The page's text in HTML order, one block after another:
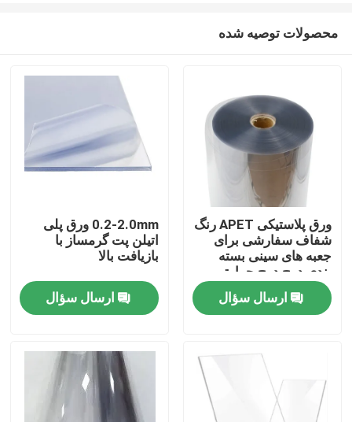
صفحه اصلی
درباره ما
محصولات توصیه شده
ورق پلاستیکی APET رنگ
شفاف سفارشی برای
جعبه های سینی بسته
بندی درج درج حرارتی
ارسال سؤال
0.2-2.0mm ورق پلی
اتیلن پت گرمساز با
بازیافت بالا
ارسال سؤال